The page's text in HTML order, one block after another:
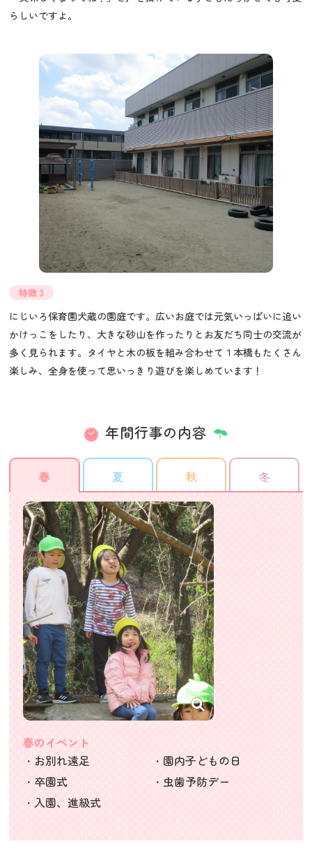
らしいですよ。
特徴 3
にじいろ保育園犬蔵の園庭です。広いお庭では元気いっぱいに追い
かけっこをしたり、大きな砂山を作ったりとお友だち同士の交流が
多く見られます。タイヤと木の板を組み合わせて１本橋もたくさん
楽しみ、全身を使って思いっきり遊びを楽しめています！
年間行事の内容
春 夏 秋 冬
春のイベント
・お別れ遠足
・卒園式
・入園、進級式
・園内子どもの日
・虫歯予防デー